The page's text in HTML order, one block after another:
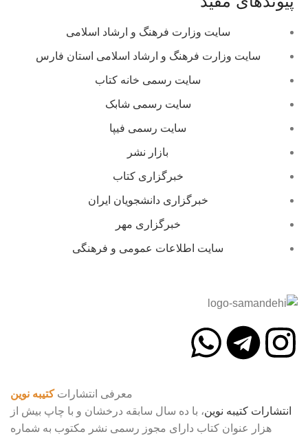
سایت وزارت فرهنگ و ارشاد اسلامی
سایت وزارت فرهنگ و ارشاد اسلامی استان فارس
سایت رسمی خانه کتاب
سایت رسمی شابک
سایت رسمی فیپا
بازار نشر
خبرگزاری کتاب
خبرگزاری دانشجویان ایران
خبرگزاری مهر
سایت اطلاعات عمومی و فرهنگی
معرفی انتشاراتکتیبه نوین
انتشارات کتیبه نوین، با ده سال سابقه درخشان و با چاپ بیش از
هزار عنوان کتاب دارای مجوز رسمی نشر مکتوب به شماره